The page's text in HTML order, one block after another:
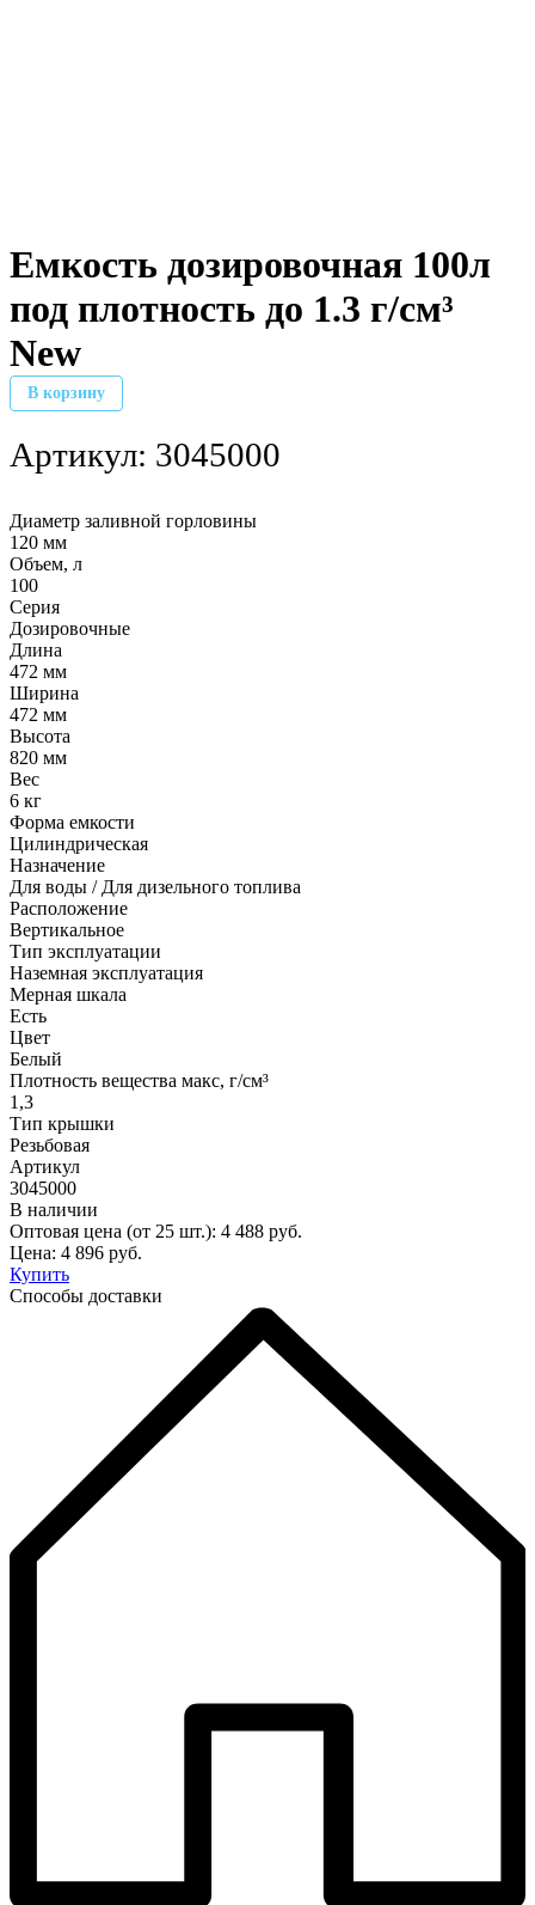
Емкость дозировочная 100л
под плотность до 1.3 г/см³
New
В корзину
Артикул: 3045000
Диаметр заливной горловины
120 мм
Объем, л
100
Серия
Дозировочные
Длина
472 мм
Ширина
472 мм
Высота
820 мм
Вес
6 кг
Форма емкости
Цилиндрическая
Назначение
Для воды / Для дизельного топлива
Расположение
Вертикальное
Тип эксплуатации
Наземная эксплуатация
Мерная шкала
Есть
Цвет
Белый
Плотность вещества макс, г/см³
1,3
Тип крышки
Резьбовая
Артикул
3045000
В наличии
Оптовая цена (от 25 шт.): 4 488 руб.
Цена: 4 896 руб.
Купить
Способы доставки